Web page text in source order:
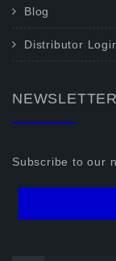
Blog
Distributor
NEWSLETTER
Subscribe to our